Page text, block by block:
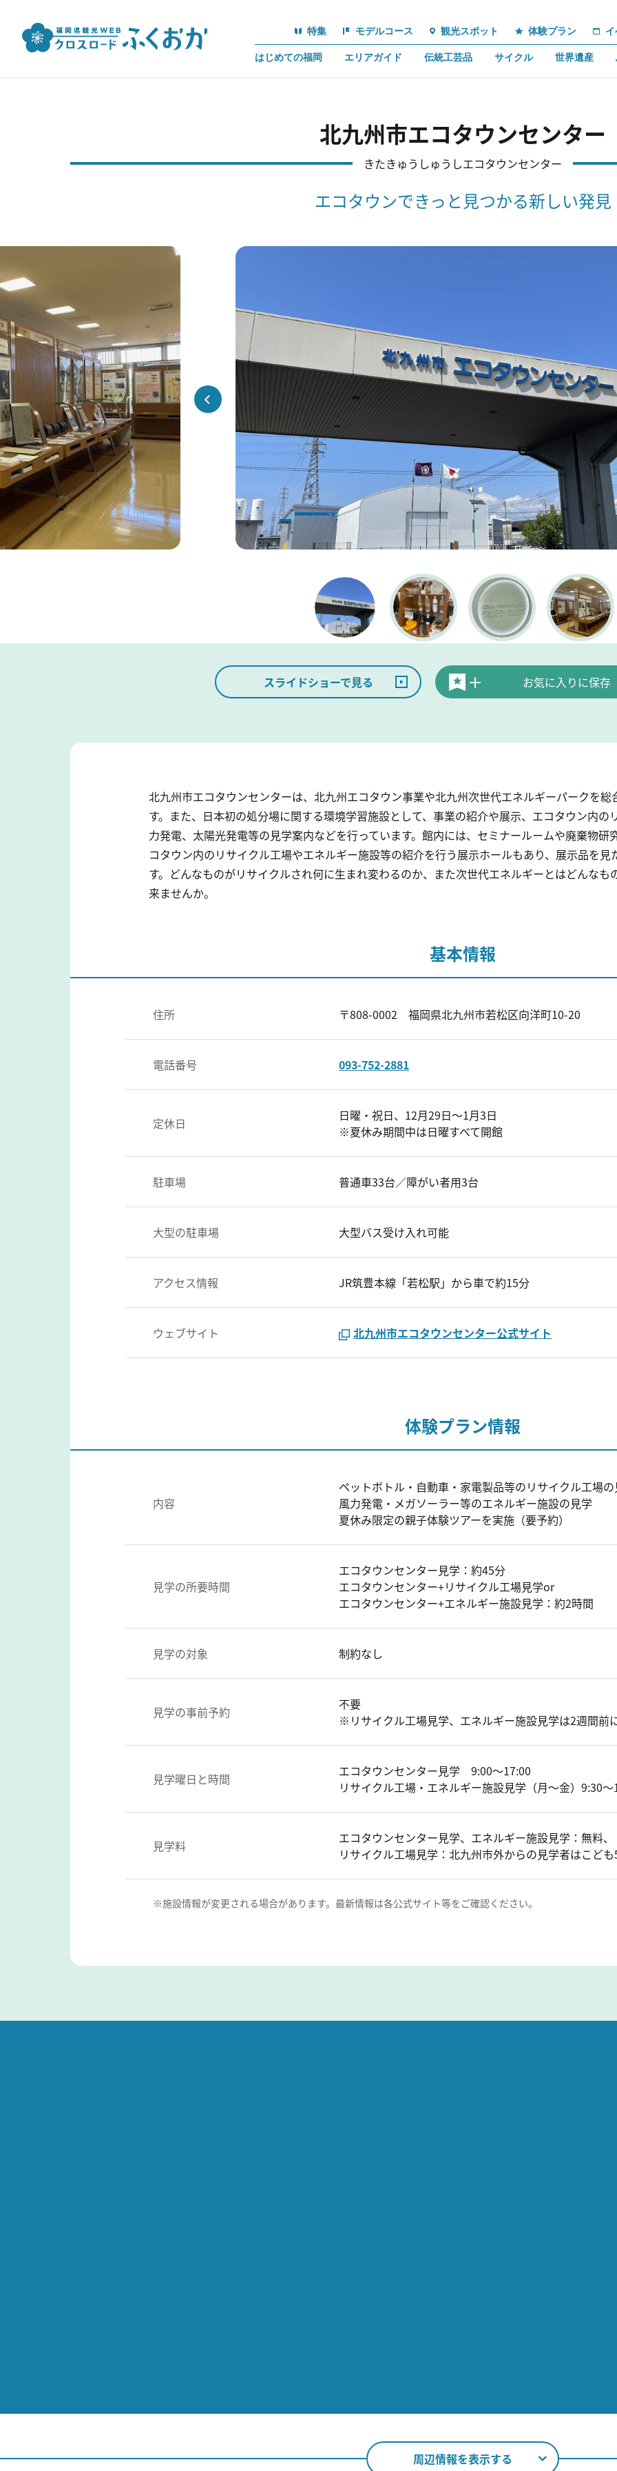
特集 モデルコース 観光スポット 体験プラン
はじめての福岡 エリアガイド 伝統工芸品 サイクル 世界遺産
北九州市エコタウンセンター
きたきゅうしゅうしエコタウンセンター
エコタウンできっと見つかる新しい発見
スライドショーで見る お気に入りに保存
北九州市エコタウンセンターは、北九州エコタウン事業や北九州次世代エネルギーパークを
す。また、日本初の処分場に関する環境学習施設として、事業の紹介や展示、エコタウン内の
力発電、太陽光発電等の見学案内などを行っています。館内には、セミナールームや廃棄物研
コタウン内のリサイクル工場やエネルギー施設等の紹介を行う展示ホールもあり、展示品を
す。どんなものがリサイクルされ何に生まれ変わるのか、また次世代エネルギーとはどんな
来ませんか。
基本情報
住所 〒808-0002 福岡県北九州市若松区向洋町10-20
電話番号 093-752-2881
定休日
日曜・祝日、12月29日～1月3日
※夏休み期間中は日曜すべて開館
駐車場 普通車33台／障がい者用3台
大型の駐車場 大型バス受け入れ可能
アクセス情報 JR筑豊本線「若松駅」から車で約15分
ウェブサイト 北九州市エコタウンセンター公式サイト
体験プラン情報
内容
ペットボトル・自動車・家電製品等のリサイクル工場
風力発電・メガソーラー等のエネルギー施設の見学
夏休み限定の親子体験ツアーを実施（要予約）
見学の所要時間
エコタウンセンター見学：約45分
エコタウンセンター+リサイクル工場見学or
エコタウンセンター+エネルギー施設見学：約2時間
見学の対象 制約なし
見学の事前予約
不要
※リサイクル工場見学、エネルギー施設見学は2週間前
見学曜日と時間
エコタウンセンター見学 9:00～17:00
リサイクル工場・エネルギー施設見学（月～金）9:30
見学料
エコタウンセンター見学、エネルギー施設見学：無料、
リサイクル工場見学：北九州市外からの見学者はこど
※施設情報が変更される場合があります。最新情報は各公式サイト等をご確認ください。
周辺情報を表示する